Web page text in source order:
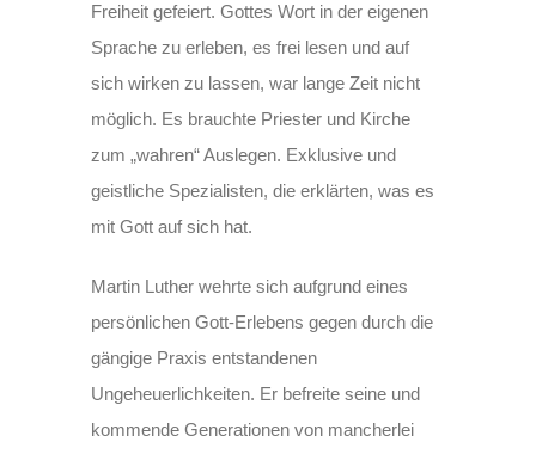
Freiheit gefeiert. Gottes Wort in der eigenen
Sprache zu erleben, es frei lesen und auf
sich wirken zu lassen, war lange Zeit nicht
möglich. Es brauchte Priester und Kirche
zum „wahren“ Auslegen. Exklusive und
geistliche Spezialisten, die erklärten, was es
mit Gott auf sich hat.
Martin Luther wehrte sich aufgrund eines
persönlichen Gott-Erlebens gegen durch die
gängige Praxis entstandenen
Ungeheuerlichkeiten. Er befreite seine und
kommende Generationen von mancherlei